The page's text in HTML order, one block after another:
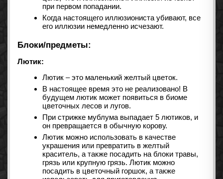
при первом попадании.
Когда настоящего иллюзиониста убивают, все
его иллюзии немедленно исчезают.
Блоки/предметы:
Лютик:
Лютик – это маленький желтый цветок.
В настоящее время это не реализовано! В
будущем лютик может появиться в биоме
цветочных лесов и лугов.
При стрижке мублума выпадает 5 лютиков, и
он превращается в обычную корову.
Лютик можно использовать в качестве
украшения или превратить в желтый
краситель, а также посадить на блоки травы,
грязь или крупную грязь. Лютик можно
посадить в цветочный горшок, а также